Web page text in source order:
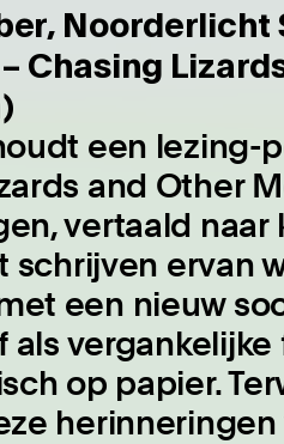
Noorderlicht
Chasing
een lezing-
and Other
vertaald naar
schrijven ervan
een nieuw
op papier.